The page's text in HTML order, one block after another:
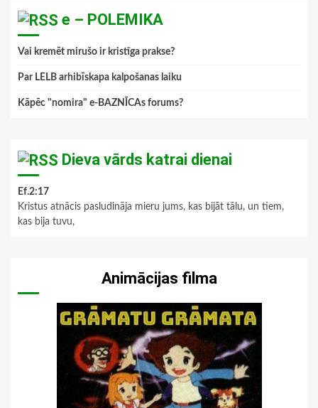
e – POLEMIKA
Vai kremēt mirušo ir kristīga prakse?
Par LELB arhibīskapa kalpošanas laiku
Kāpēc "nomira" e-BAZNĪCAs forums?
Dieva vārds katrai dienai
Ef.2:17
Kristus atnācis pasludināja mieru jums, kas bijāt tālu, un tiem,
kas bija tuvu,
Animācijas filma